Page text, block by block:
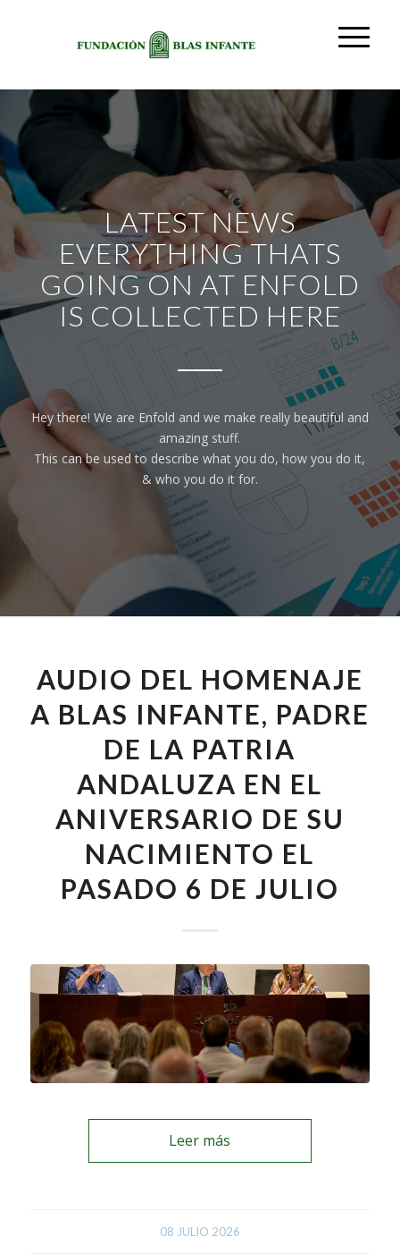
LATEST NEWS
EVERYTHING THATS
GOING ON AT ENFOLD
IS COLLECTED HERE
Hey there! We are Enfold and we make really beautiful and
amazing stuff.
This can be used to describe what you do, how you do it,
& who you do it for.
AUDIO DEL HOMENAJE
A BLAS INFANTE, PADRE
DE LA PATRIA
ANDALUZA EN EL
ANIVERSARIO DE SU
NACIMIENTO EL
PASADO 6 DE JULIO
Leer más
08 JULIO 2026